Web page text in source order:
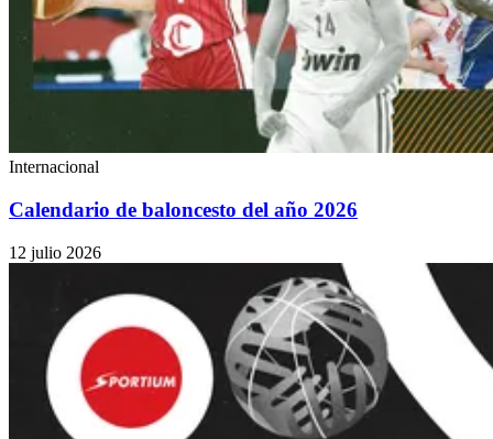
Internacional
Calendario de baloncesto del año 2026
12 julio 2026